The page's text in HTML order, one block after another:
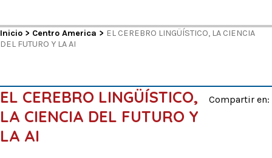
Inicio > Centro America > EL CEREBRO LINGÜÍSTICO, LA CIENCIA
DEL FUTURO Y LA AI
EL CEREBRO LINGÜÍSTICO,
LA CIENCIA DEL FUTURO Y
LA AI
Compartir en: